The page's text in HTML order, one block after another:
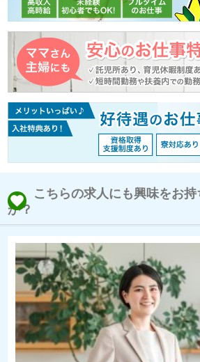
こちらの求人にも興味をお
か？